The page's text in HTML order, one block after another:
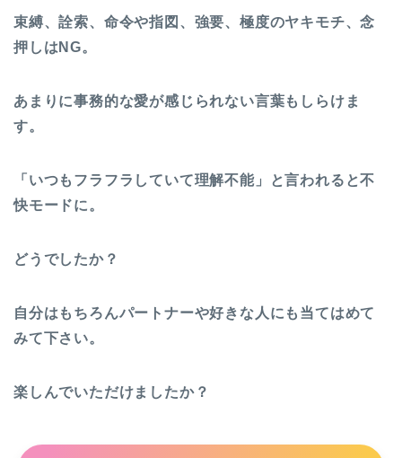
束縛、詮索、命令や指図、強要、極度のヤキモチ、念
押しはNG。
あまりに事務的な愛が感じられない言葉もしらけま
す。
「いつもフラフラしていて理解不能」と言われると不
快モードに。
どうでしたか？
自分はもちろんパートナーや好きな人にも当てはめて
みて下さい。
楽しんでいただけましたか？